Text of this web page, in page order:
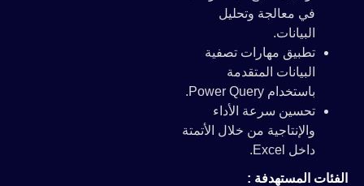
في معالجة وتحليل
البيانات.
تطبيق مهارات تصفية
البيانات المتقدمة
باستخدام Power Query.
تحسين سرعة الأداء
والإنتاجية من خلال الأتمتة
داخل Excel.
الفئات المستهدفة :